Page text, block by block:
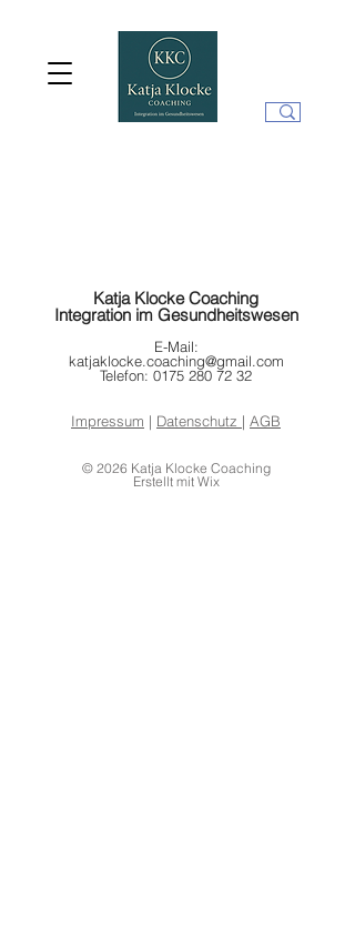
Katja Klocke Coaching
Integration im Gesundheitswesen
E-Mail:
katjaklocke.coaching@gmail.com
Telefon: 0175 280 72 32
Impressum | Datenschutz | AGB
© 2026 Katja Klocke Coaching
Erstellt mit Wix